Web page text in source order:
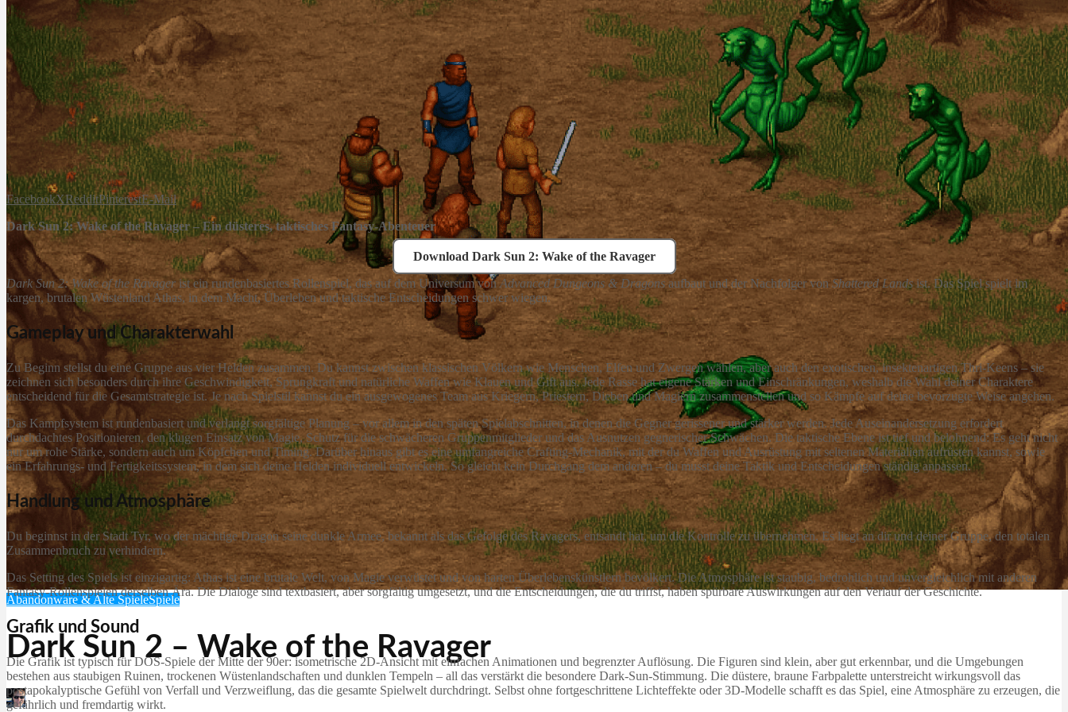
Abandonware & Alte SpieleSpiele
Dark Sun 2 – Wake of the Ravager
Martin Jørgensen
FacebookXRedditPinterestE-Mail
Dark Sun 2: Wake of the Ravager – Ein düsteres, taktisches Fantasy-Abenteuer
Download Dark Sun 2: Wake of the Ravager
Dark Sun 2: Wake of the Ravager ist ein rundenbasiertes Rollenspiel, das auf dem Universum von Advanced Dungeons & Dragonsaufbaut und der Nachfolger vonShattered Landsist. Das Spiel spielt im
kargen, brutalen Wüstenland Athas, in dem Macht, Überleben und taktische Entscheidungen schwer wiegen.
Gameplay und Charakterwahl
Zu Beginn stellst du eine Gruppe aus vier Helden zusammen. Du kannst zwischen klassischen Völkern wie Menschen, Elfen und Zwergen wählen, aber auch den exotischen, insektenartigen Thri-Keens – sie
zeichnen sich besonders durch ihre Geschwindigkeit, Sprungkraft und natürliche Waffen wie Klauen und Gift aus. Jede Rasse hat eigene Stärken und Einschränkungen, weshalb die Wahl deiner Charaktere
entscheidend für die Gesamtstrategie ist. Je nach Spielstil kannst du ein ausgewogenes Team aus Kriegern, Priestern, Dieben und Magiern zusammenstellen und so Kämpfe auf deine bevorzugte Weise angehen.
Das Kampfsystem ist rundenbasiert und verlangt sorgfältige Planung – vor allem in den späten Spielabschnitten, in denen die Gegner gerissener und stärker werden. Jede Auseinandersetzung erfordert
durchdachtes Positionieren, den klugen Einsatz von Magie, Schutz für die schwächeren Gruppenmitglieder und das Ausnutzen gegnerischer Schwächen. Die taktische Ebene ist tief und belohnend: Es geht nicht
nur um rohe Stärke, sondern auch um Köpfchen und Timing. Darüber hinaus gibt es eine umfangreiche Crafting-Mechanik, mit der du Waffen und Ausrüstung mit seltenen Materialien aufrüsten kannst, sowie
ein Erfahrungs- und Fertigkeitssystem, in dem sich deine Helden individuell entwickeln. So gleicht kein Durchgang dem anderen – du musst deine Taktik und Entscheidungen ständig anpassen.
Handlung und Atmosphäre
Du beginnst in der Stadt Tyr, wo der mächtige Dragon seine dunkle Armee, bekannt als das Gefolge des Ravagers, entsandt hat, um die Kontrolle zu übernehmen. Es liegt an dir und deiner Gruppe, den totalen
Zusammenbruch zu verhindern.
Das Setting des Spiels ist einzigartig: Athas ist eine brutale Welt, von Magie verwüstet und von harten Überlebenskünstlern bevölkert. Die Atmosphäre ist staubig, bedrohlich und unvergleichlich mit anderen
Fantasy-Rollenspielen derselben Ära. Die Dialoge sind textbasiert, aber sorgfältig umgesetzt, und die Entscheidungen, die du triffst, haben spürbare Auswirkungen auf den Verlauf der Geschichte.
Grafik und Sound
Die Grafik ist typisch für DOS-Spiele der Mitte der 90er: isometrische 2D-Ansicht mit einfachen Animationen und begrenzter Auflösung. Die Figuren sind klein, aber gut erkennbar, und die Umgebungen
bestehen aus staubigen Ruinen, trockenen Wüstenlandschaften und dunklen Tempeln – all das verstärkt die besondere Dark-Sun-Stimmung. Die düstere, braune Farbpalette unterstreicht wirkungsvoll das
postapokalyptische Gefühl von Verfall und Verzweiflung, das die gesamte Spielwelt durchdringt. Selbst ohne fortgeschrittene Lichteffekte oder 3D-Modelle schafft es das Spiel, eine Atmosphäre zu erzeugen, die
gefährlich und fremdartig wirkt.